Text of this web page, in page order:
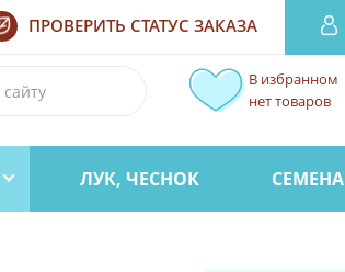
ПРОВЕРИТЬ СТАТУС ЗАКАЗА
В избранном
нет товаров
ЛУК, ЧЕСНОК СЕМЕНА